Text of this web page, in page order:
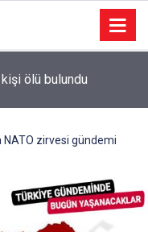
ölü bulundu
NATO zirvesi gündemi